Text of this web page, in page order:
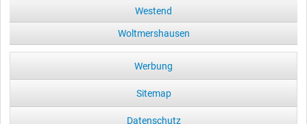
Westend
Woltmershausen
Werbung
Sitemap
Datenschutz